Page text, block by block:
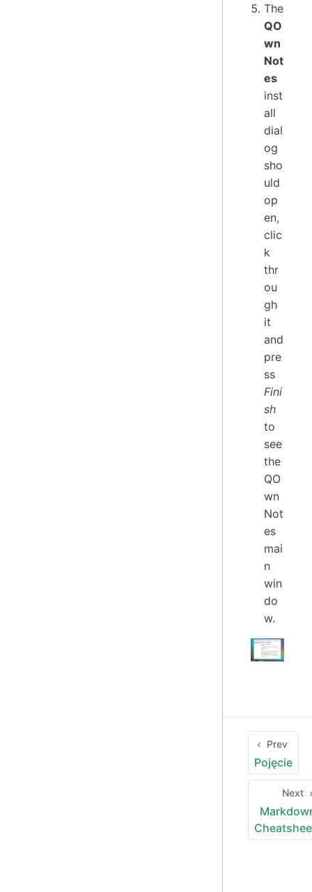
The
QO
wn
Not
es
inst
all
dial
og
sho
uld
op
en,
clic
k
thr
ou
gh
it
and
pre
ss
Fini
sh
to
see
the
QO
wn
Not
es
mai
n
win
do
w.
Prev
Pojęcie
Next